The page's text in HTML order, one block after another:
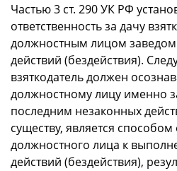
Частью 3 ст. 290 УК РФ
ответственность за дачу
должностным лицом
действий (бездействия).
взяткодатель должен
должностному лицу именно
последним незаконных
существу, является
должностного лица к
действий (бездействия),